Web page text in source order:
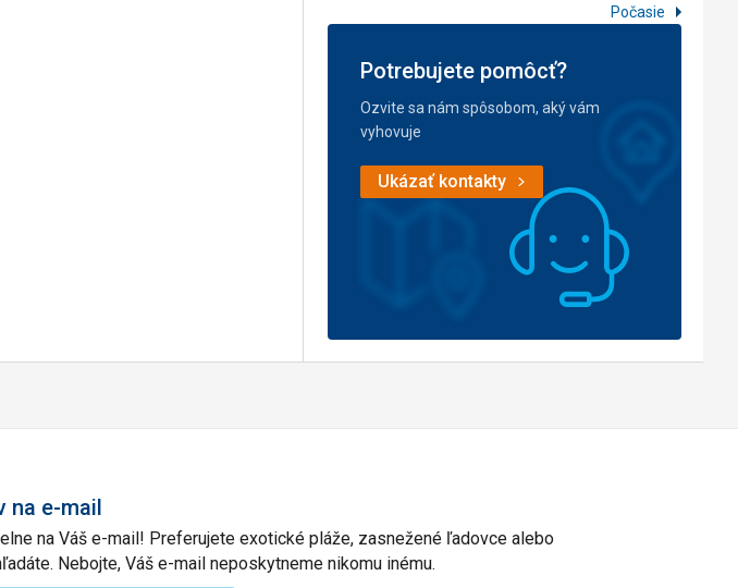
Počasie
Potrebujete pomôcť?
Ozvite sa nám spôsobom, aký vám
vyhovuje
Ukázať kontakty
na e-mail
na Váš e-mail! Preferujete exotické pláže, zasnežené ľadovce alebo
Nebojte, Váš e-mail neposkytneme nikomu inému.